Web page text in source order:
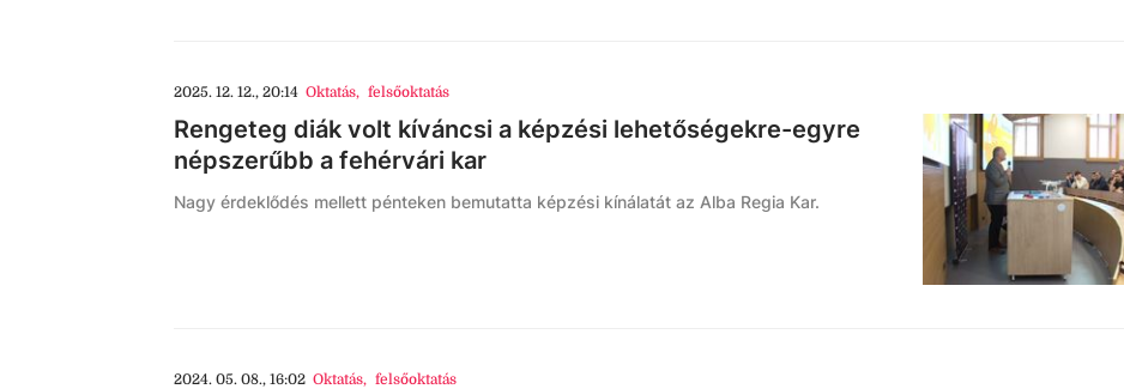
2025. 12. 12., 20:14 Oktatás, felsőoktatás
Rengeteg diák volt kíváncsi a képzési lehetőségekre-egyre
népszerűbb a fehérvári kar
Nagy érdeklődés mellett pénteken bemutatta képzési kínálatát az Alba Regia Kar.
2024. 05. 08., 16:02 Oktatás, felsőoktatás